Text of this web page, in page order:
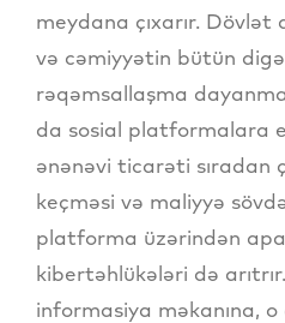
meydana çıxarır. Dövlət
və cəmiyyətin bütün
rəqəmsallaşma
da sosial platformalara
ənənəvi ticarəti sıradan
keçməsi və maliyyə
platforma üzərindən
kibertəhlükələri də
informasiya məkanına,